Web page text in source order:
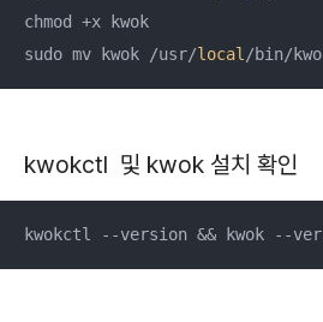
chmod +x kwok
sudo mv kwok /usr/local /bin/
kwokctl 및 kwok 설치 확인
kwokctl --version && kwok --